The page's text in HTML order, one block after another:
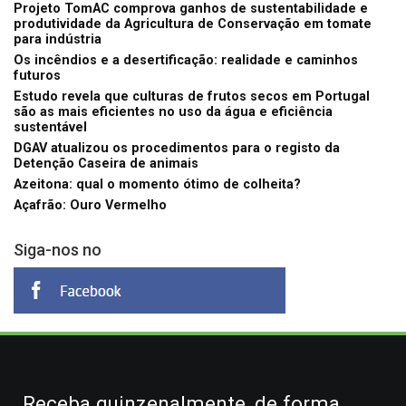
Projeto TomAC comprova ganhos de sustentabilidade e
produtividade da Agricultura de Conservação em tomate
para indústria
Os incêndios e a desertificação: realidade e caminhos
futuros
Estudo revela que culturas de frutos secos em Portugal
são as mais eficientes no uso da água e eficiência
sustentável
DGAV atualizou os procedimentos para o registo da
Detenção Caseira de animais
Azeitona: qual o momento ótimo de colheita?
Açafrão: Ouro Vermelho
Siga-nos no